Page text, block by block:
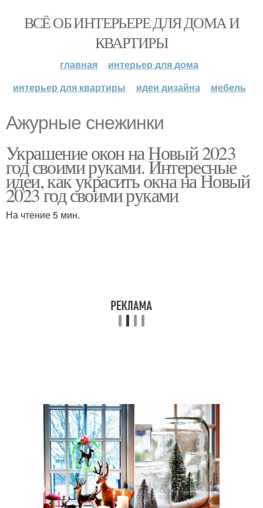
ВСЁ ОБ ИНТЕРЬЕРЕ ДЛЯ ДОМА И
КВАРТИРЫ
главная
интерьер для дома
интерьер для квартиры
идеи дизайна мебель
Ажурные снежинки
Украшение окон на Новый 2023
год своими руками. Интересные
идеи, как украсить окна на Новый
2023 год своими руками
На чтение 5 мин.